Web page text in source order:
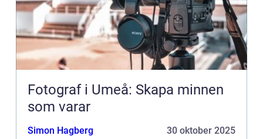
Fotograf i Umeå: Skapa minnen
som varar
Simon Hagberg 30 oktober 2025